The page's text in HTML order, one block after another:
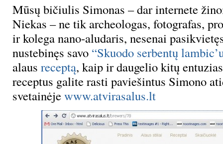
Mūsų bičiulis Simonas – dar internete
Niekas – ne tik archeologas, fotografas,
ir kolega nano-aludaris, nesenai
nustebinęs savo “Skuodo serbentų
alaus receptą, kaip ir daugelio kitų
receptus galite rasti paviešintus Simono
svetainėjewww.atvirasalus.lt